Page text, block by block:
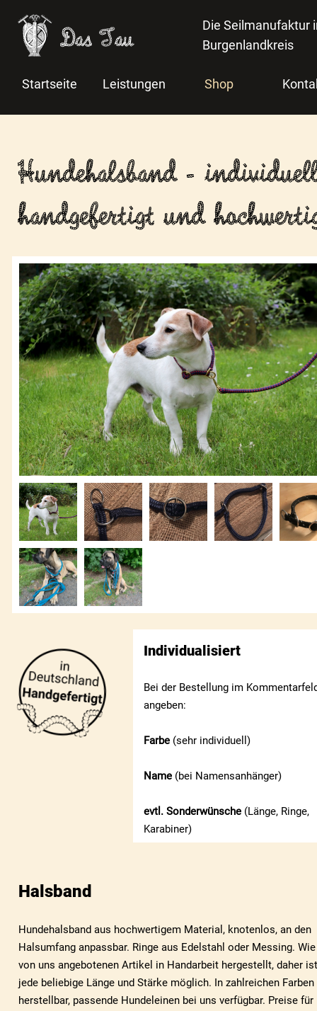
Das Tau
Startseite Leistungen Shop
Die Seilmanufaktur
Burgenlandkreis
Hundehalsband - individuell
handgefertigt und
Halsband
Hundehalsband aus hochwertigem Material, knotenlos, an den
Halsumfang anpassbar. Ringe aus Edelstahl oder Messing.
von uns angebotenen Artikel in Handarbeit hergestellt, daher ist
jede beliebige Länge und Stärke möglich. In zahlreichen Farben
herstellbar, passende Hundeleinen bei uns verfügbar. Preise für
Individualisiert
Bei der Bestellung im
angeben:
Farbe (sehr individuell)
Name (bei Namensanhänger)
evtl. Sonderwünsche (Länge, Ringe,
Karabiner)